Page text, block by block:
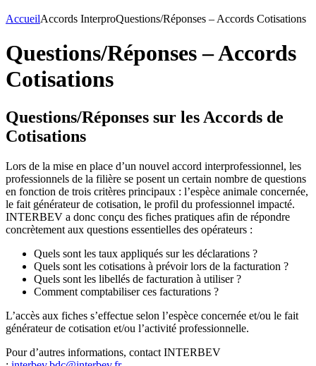
AccueilAccords InterproQuestions/Réponses – Accords Cotisations
Questions/Réponses – Accords
Cotisations
Questions/Réponses sur les Accords de
Cotisations
Lors de la mise en place d’un nouvel accord interprofessionnel, les
professionnels de la filière se posent un certain nombre de questions
en fonction de trois critères principaux : l’espèce animale concernée,
le fait générateur de cotisation, le profil du professionnel impacté.
INTERBEV a donc conçu des fiches pratiques afin de répondre
concrètement aux questions essentielles des opérateurs :
Quels sont les taux appliqués sur les déclarations ?
Quels sont les cotisations à prévoir lors de la facturation ?
Quels sont les libellés de facturation à utiliser ?
Comment comptabiliser ces facturations ?
L’accès aux fiches s’effectue selon l’espèce concernée et/ou le fait
générateur de cotisation et/ou l’activité professionnelle.
Pour d’autres informations, contact INTERBEV